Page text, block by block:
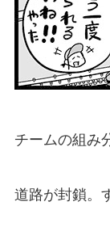
チームの組み
道路が封鎖。